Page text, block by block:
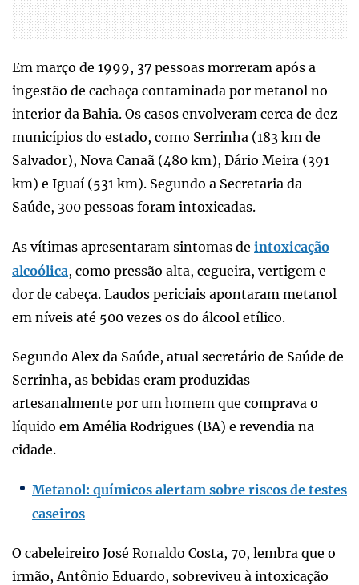
Em março de 1999, 37 pessoas morreram após a
ingestão de cachaça contaminada por metanol no
interior da Bahia. Os casos envolveram cerca de dez
municípios do estado, como Serrinha (183 km de
Salvador), Nova Canaã (480 km), Dário Meira (391
km) e Iguaí (531 km). Segundo a Secretaria da
Saúde, 300 pessoas foram intoxicadas.
As vítimas apresentaram sintomas de intoxicação
alcoólica, como pressão alta, cegueira, vertigem e
dor de cabeça. Laudos periciais apontaram metanol
em níveis até 500 vezes os do álcool etílico.
Segundo Alex da Saúde, atual secretário de Saúde de
Serrinha, as bebidas eram produzidas
artesanalmente por um homem que comprava o
líquido em Amélia Rodrigues (BA) e revendia na
cidade.
Metanol: químicos alertam sobre riscos de testes
caseiros
O cabeleireiro José Ronaldo Costa, 70, lembra que o
irmão, Antônio Eduardo, sobreviveu à intoxicação